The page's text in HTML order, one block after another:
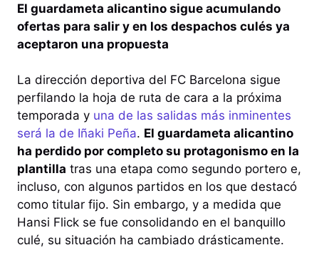
El guardameta alicantino sigue acumulando
ofertas para salir y en los despachos culés ya
aceptaron una propuesta
La dirección deportiva del FC Barcelona sigue
perfilando la hoja de ruta de cara a la próxima
temporada y una de las salidas más inminentes
será la de Iñaki Peña. El guardameta alicantino
ha perdido por completo su protagonismo en la
plantilla tras una etapa como segundo portero e,
incluso, con algunos partidos en los que destacó
como titular fijo. Sin embargo, y a medida que
Hansi Flick se fue consolidando en el banquillo
culé, su situación ha cambiado drásticamente.